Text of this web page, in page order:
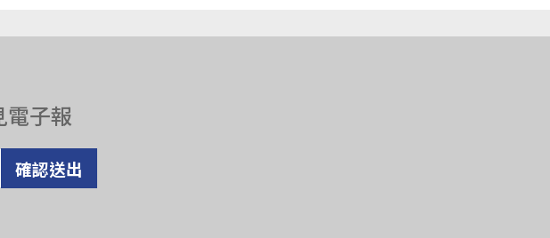
電子報
確認送出